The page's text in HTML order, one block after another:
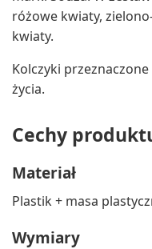
różowe kwiaty,
kwiaty.
Kolczyki
życia.
Cechy
Materiał
Plastik + masa
Wymiary